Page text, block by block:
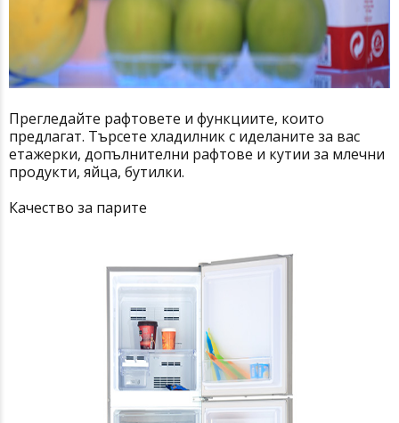
Прегледайте рафтовете и функциите, които
предлагат. Търсете хладилник с иделаните за вас
етажерки, допълнителни рафтове и кутии за млечни
продукти, яйца, бутилки.
Качество за парите